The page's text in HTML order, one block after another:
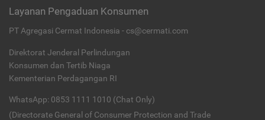
Layanan Pengaduan Konsumen
PT Agregasi Cermat Indonesia - cs@cermati.com
Direktorat Jenderal Perlindungan
Konsumen dan Tertib Niaga
Kementerian Perdagangan RI
WhatsApp: 0853 1111 1010 (Chat Only)
(Directorate General of Consumer Protection and Trade